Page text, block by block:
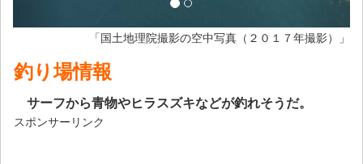
「国土地理院撮影の空中写真（２０１７年撮影）」
釣り場情報
サーフから青物やヒラスズキなどが釣れそうだ。
スポンサーリンク